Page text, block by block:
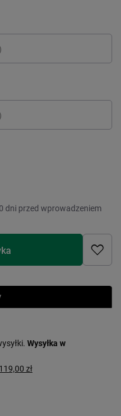
dni przed wprowadzeniem
Wysyłka w
119,00 zł